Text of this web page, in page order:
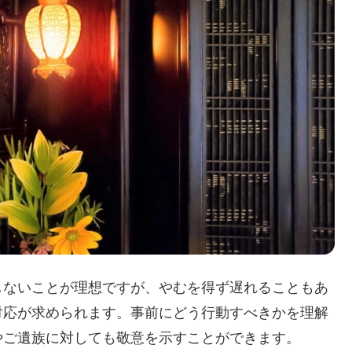
いことが理想ですが、やむを得ず遅れることもあ
が求められます。事前にどう行動すべきかを理解
遺族に対しても敬意を示すことができます。